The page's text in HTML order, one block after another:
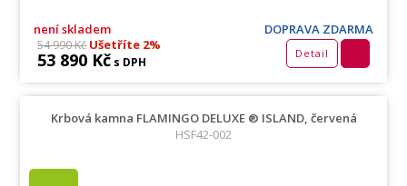
není skladem DOPRAVA ZDARMA
54 990 KčUšetříte 2%
53 890 Kč s DPH
Detail
Krbová kamna FLAMINGO DELUXE ® ISLAND, červená
HSF42-002